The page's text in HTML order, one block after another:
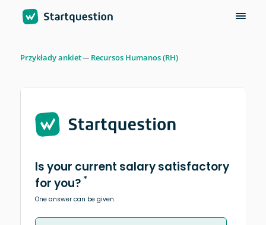
Przykłady ankiet Recursos Humanos (RH)